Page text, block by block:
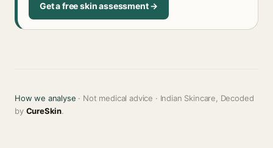
Get a free skin assessment →
How we analyse · Not medical advice · Indian Skincare, Decoded
by CureSkin.